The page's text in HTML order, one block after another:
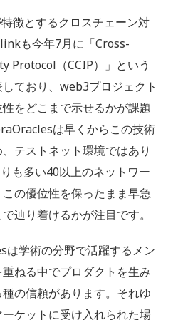
徴とするクロスチェーン対
も今年7月に「Cross-
（CCIP）」という
ており、web3プロジェクト
をどこまで示せるかが課題
は早くからこの技術
テストネット環境ではあり
も多い40以上のネットワー
の優位性を保ったまま早急
辿り着けるかが注目です。
学術の分野で活躍するメン
ねる中でプロダクトを生み
の信頼があります。それゆ
ケットに受け入れられた場